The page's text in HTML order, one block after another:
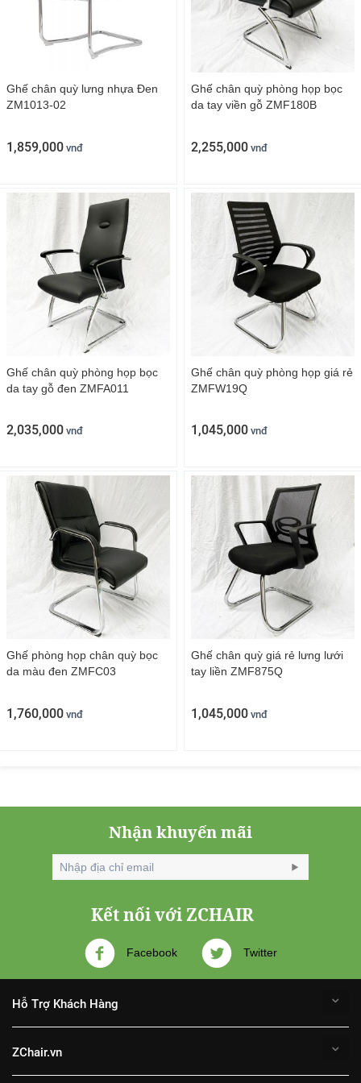
Ghế chân quỳ lưng nhựa Đen
ZM1013-02
1,859,000 vnđ
Ghế chân quỳ phòng họp bọc
da tay viền gỗ ZMF180B
2,255,000 vnđ
Ghế chân quỳ phòng họp bọc
da tay gỗ đen ZMFA011
2,035,000 vnđ
Ghế chân quỳ phòng họp giá rẻ
ZMFW19Q
1,045,000 vnđ
Ghế phòng họp chân quỳ bọc
da màu đen ZMFC03
1,760,000 vnđ
Ghế chân quỳ giá rẻ lưng lưới
tay liền ZMF875Q
1,045,000 vnđ
Nhận khuyến mãi
Kết nối với ZCHAIR
Facebook Twitter
Hỗ Trợ Khách Hàng
ZChair.vn